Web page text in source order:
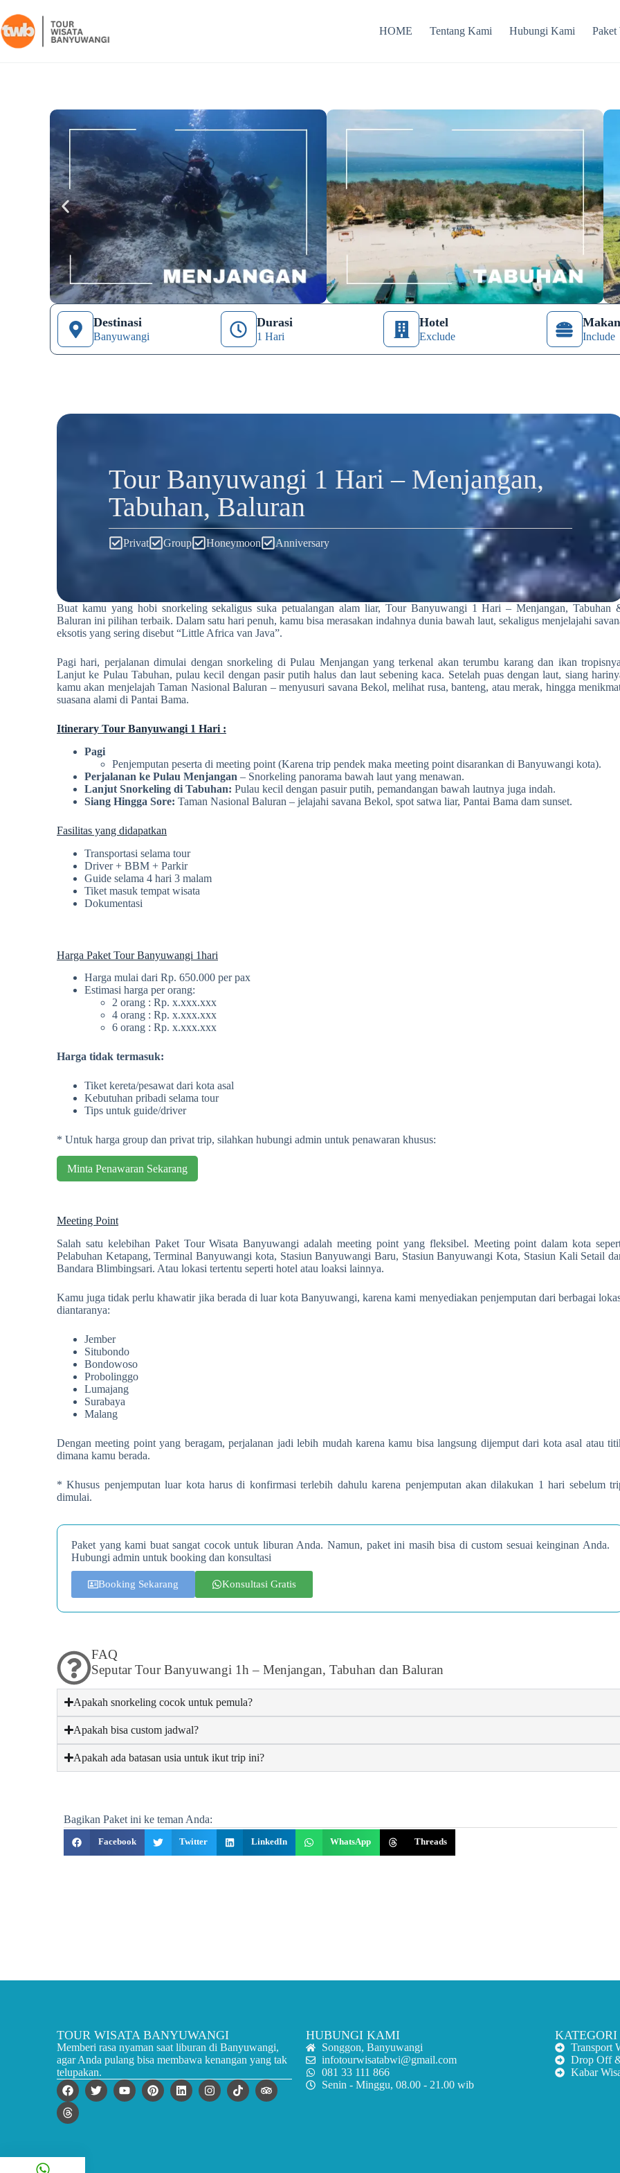
HOME Tentang Kami Hubungi Kami Paket
Destinasi
Banyuwangi
Durasi
1 Hari
Hotel
Exclude
Makan
Include
Tour Banyuwangi 1 Hari – Menjangan,
Tabuhan, Baluran
Privat Group Honeymoon Anniversary
Buat kamu yang hobi snorkeling sekaligus suka petualangan alam liar, Tour Banyuwangi 1 Hari – Menjangan, Tabuhan
Baluran ini pilihan terbaik. Dalam satu hari penuh, kamu bisa merasakan indahnya dunia bawah laut, sekaligus menjelajahi
eksotis yang sering disebut “Little Africa van Java”.
Pagi hari, perjalanan dimulai dengan snorkeling di Pulau Menjangan yang terkenal akan terumbu karang dan ikan
Lanjut ke Pulau Tabuhan, pulau kecil dengan pasir putih halus dan laut sebening kaca. Setelah puas dengan laut, siang
kamu akan menjelajah Taman Nasional Baluran – menyusuri savana Bekol, melihat rusa, banteng, atau merak, hingga
suasana alami di Pantai Bama.
Itinerary Tour Banyuwangi 1 Hari :
Pagi
Penjemputan peserta di meeting point (Karena trip pendek maka meeting point disarankan di Banyuwangi kota).
Perjalanan ke Pulau Menjangan – Snorkeling panorama bawah laut yang menawan.
Lanjut Snorkeling di Tabuhan: Pulau kecil dengan pasuir putih, pemandangan bawah lautnya juga indah.
Siang Hingga Sore: Taman Nasional Baluran – jelajahi savana Bekol, spot satwa liar, Pantai Bama dam sunset.
Fasilitas yang didapatkan
Transportasi selama tour
Driver + BBM + Parkir
Guide selama 4 hari 3 malam
Tiket masuk tempat wisata
Dokumentasi
Harga Paket Tour Banyuwangi 1hari
Harga mulai dari Rp. 650.000 per pax
Estimasi harga per orang:
2 orang : Rp. x.xxx.xxx
4 orang : Rp. x.xxx.xxx
6 orang : Rp. x.xxx.xxx
Harga tidak termasuk:
Tiket kereta/pesawat dari kota asal
Kebutuhan pribadi selama tour
Tips untuk guide/driver
* Untuk harga group dan privat trip, silahkan hubungi admin untuk penawaran khusus:
Minta Penawaran Sekarang
Meeting Point
Salah satu kelebihan Paket Tour Wisata Banyuwangi adalah meeting point yang fleksibel. Meeting point dalam kota
Pelabuhan Ketapang, Terminal Banyuwangi kota, Stasiun Banyuwangi Baru, Stasiun Banyuwangi Kota, Stasiun Kali Setail
Bandara Blimbingsari. Atau lokasi tertentu seperti hotel atau loaksi lainnya.
Kamu juga tidak perlu khawatir jika berada di luar kota Banyuwangi, karena kami menyediakan penjemputan dari berbagai
diantaranya:
Jember
Situbondo
Bondowoso
Probolinggo
Lumajang
Surabaya
Malang
Dengan meeting point yang beragam, perjalanan jadi lebih mudah karena kamu bisa langsung dijemput dari kota asal atau
dimana kamu berada.
* Khusus penjemputan luar kota harus di konfirmasi terlebih dahulu karena penjemputan akan dilakukan 1 hari sebelum
dimulai.
Paket yang kami buat sangat cocok untuk liburan Anda. Namun, paket ini masih bisa di custom sesuai keinginan Anda.
Hubungi admin untuk booking dan konsultasi
Booking Sekarang Konsultasi Gratis
FAQ
Seputar Tour Banyuwangi 1h – Menjangan, Tabuhan dan Baluran
Apakah snorkeling cocok untuk pemula?
Apakah bisa custom jadwal?
Apakah ada batasan usia untuk ikut trip ini?
Bagikan Paket ini ke teman Anda:
Facebook Twitter LinkedIn WhatsApp Threads
TOUR WISATA BANYUWANGI
Memberi rasa nyaman saat liburan di Banyuwangi,
agar Anda pulang bisa membawa kenangan yang tak
telupakan.
HUBUNGI KAMI
Songgon, Banyuwangi
infotourwisatabwi@gmail.com
081 33 111 866
Senin - Minggu, 08.00 - 21.00 wib
Transport
Drop Off
Kabar